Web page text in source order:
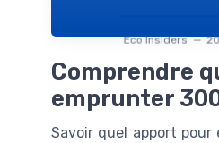
Eco Insiders —
Comprendre
emprunter
Savoir quel apport